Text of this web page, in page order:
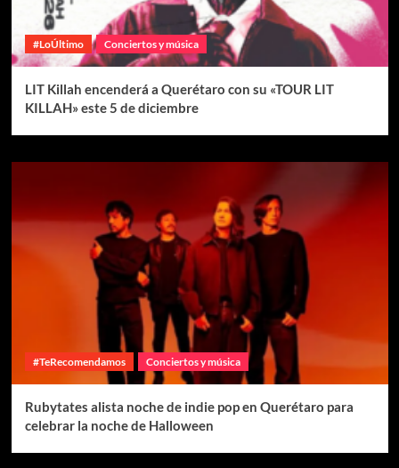
#LoÚltimo Conciertos y música
LIT Killah encenderá a Querétaro con su «TOUR LIT
KILLAH» este 5 de diciembre
#TeRecomendamos Conciertos y música
Rubytates alista noche de indie pop en Querétaro para
celebrar la noche de Halloween